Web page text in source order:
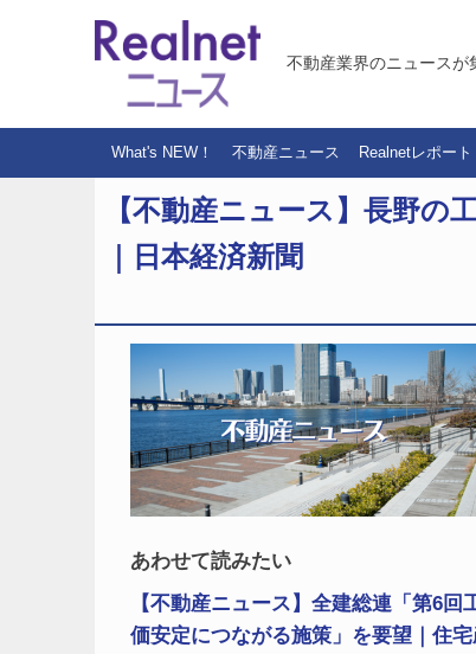
不動産業界のニュースが
What's NEW！ 不動産ニュース Realnetレポート
【不動産ニュース】長野
｜日本経済新聞
あわせて読みたい
【不動産ニュース】全建総連「第6
価安定につながる施策」を要望｜住